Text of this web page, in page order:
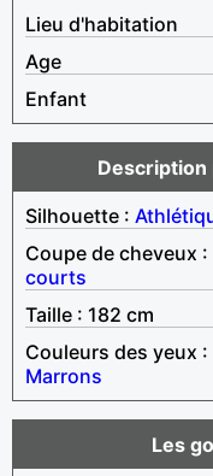
Lieu d'habitation
Age
Enfant
Description
Silhouette :
Coupe de cheveux :
courts
Taille : 182 cm
Couleurs des yeux :
Marrons
Les